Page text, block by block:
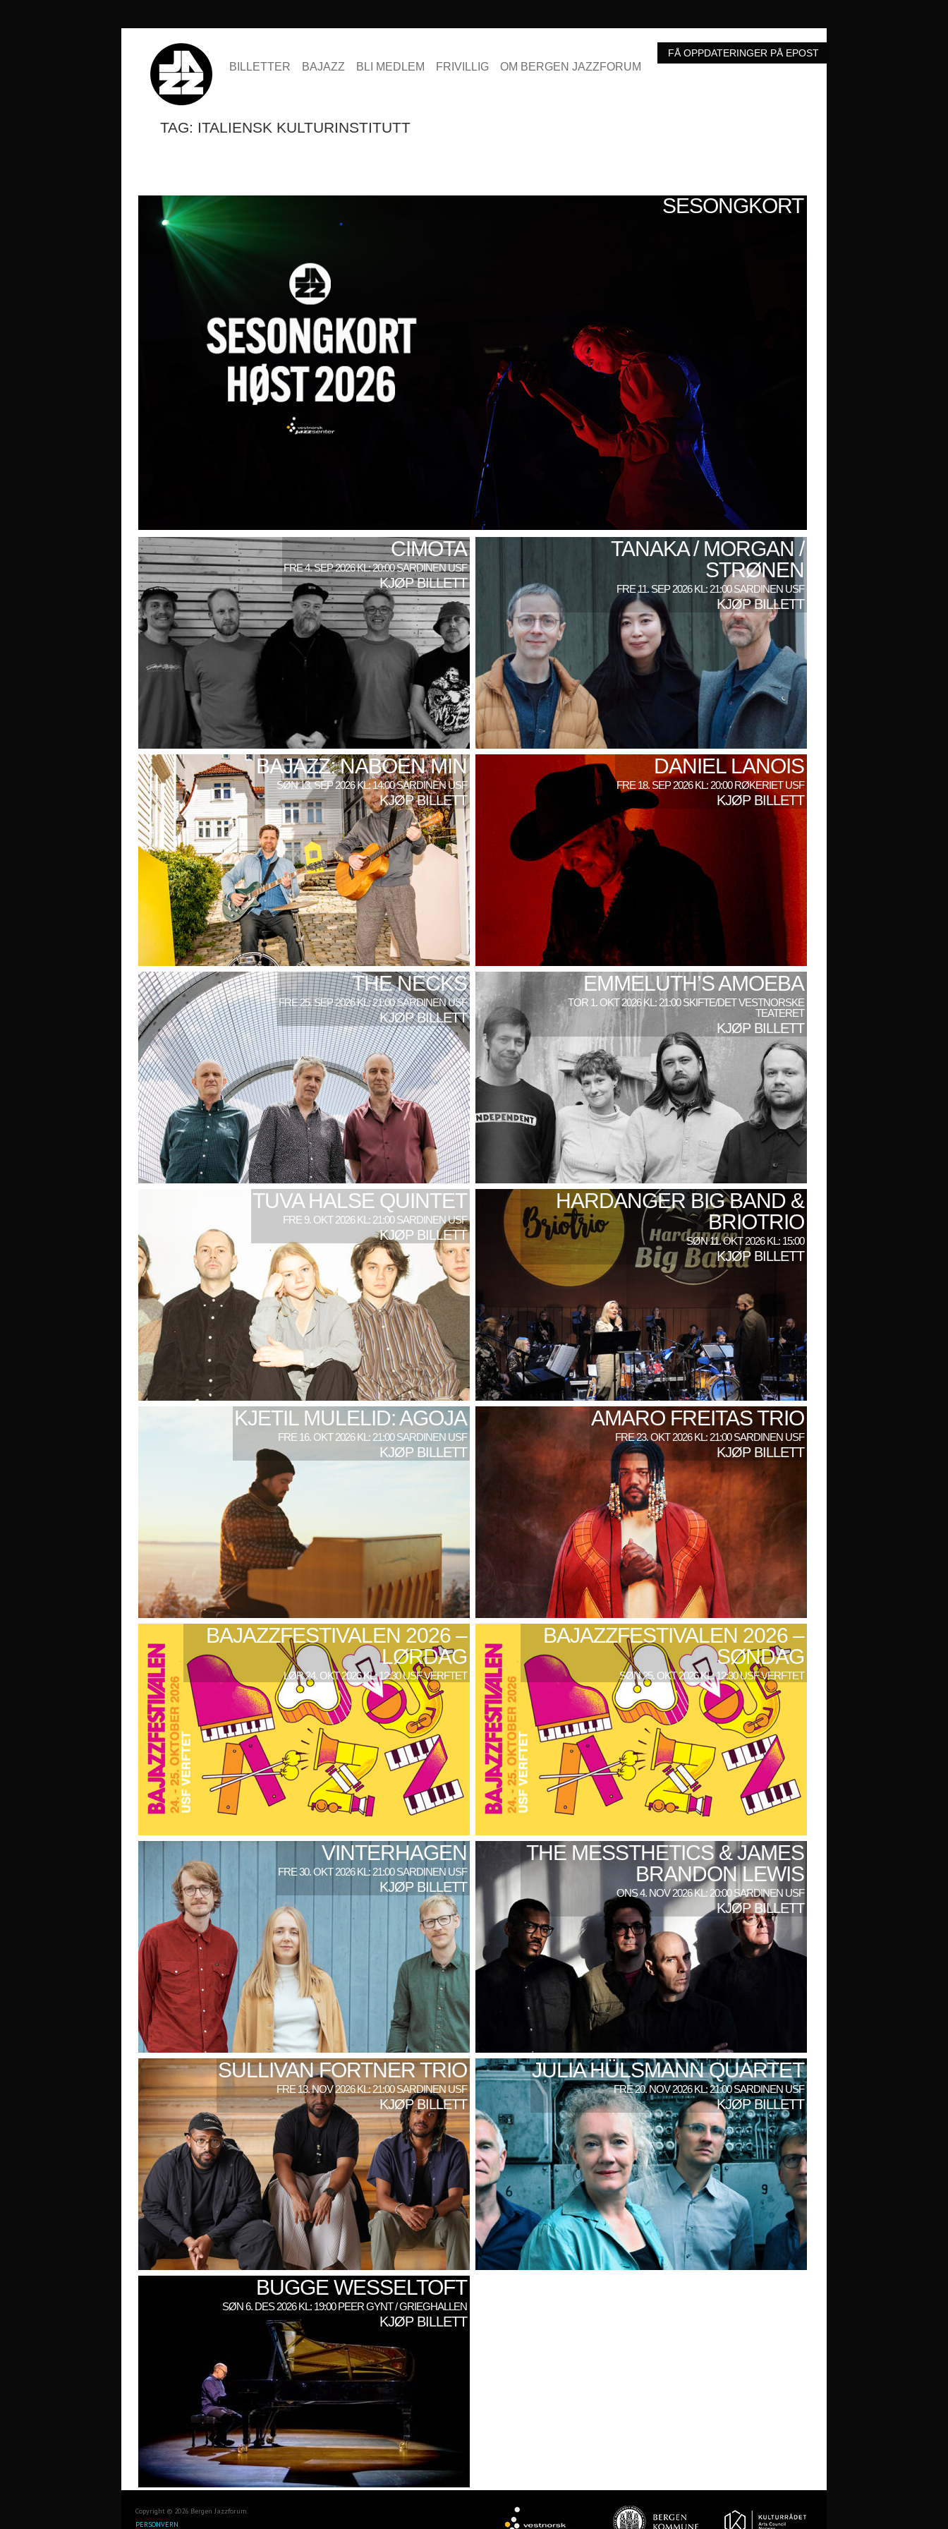
BILLETTER BAJAZZ BLI MEDLEM FRIVILLIG OM BERGEN JAZZFORUM
TAG: ITALIENSK KULTURINSTITUTT
SESONGKORT
CIMOTA
FRE 4. SEP 2026 KL: 20:00 SARDINEN USF
KJØP BILLETT
TANAKA / MORGAN /
STRØNEN
FRE 11. SEP 2026 KL: 21:00 SARDINEN USF
KJØP BILLETT
BAJAZZ: NABOEN MIN
SØN 13. SEP 2026 KL: 14:00 SARDINEN USF
KJØP BILLETT
DANIEL LANOIS
FRE 18. SEP 2026 KL: 20:00 RØKERIET USF
KJØP BILLETT
THE NECKS
FRE 25. SEP 2026 KL: 21:00 SARDINEN USF
KJØP BILLETT
EMMELUTH’S AMOEBA
TOR 1. OKT 2026 KL: 21:00 SKIFTE/DET VESTNORSKE
TEATERET
KJØP BILLETT
TUVA HALSE QUINTET
FRE 9. OKT 2026 KL: 21:00 SARDINEN USF
KJØP BILLETT
HARDANGER BIG BAND &
BRIOTRIO
SØN 11. OKT 2026 KL: 15:00
KJØP BILLETT
KJETIL MULELID: AGOJA
FRE 16. OKT 2026 KL: 21:00 SARDINEN USF
KJØP BILLETT
AMARO FREITAS TRIO
FRE 23. OKT 2026 KL: 21:00 SARDINEN USF
KJØP BILLETT
BAJAZZFESTIVALEN 2026 –
LØRDAG
LØR 24. OKT 2026 KL: 12:30 USF VERFTET
BAJAZZFESTIVALEN 2026 –
SØNDAG
SØN 25. OKT 2026 KL: 12:30 USF VERFTET
VINTERHAGEN
FRE 30. OKT 2026 KL: 21:00 SARDINEN USF
KJØP BILLETT
THE MESSTHETICS & JAMES
BRANDON LEWIS
ONS 4. NOV 2026 KL: 20:00 SARDINEN USF
KJØP BILLETT
SULLIVAN FORTNER TRIO
FRE 13. NOV 2026 KL: 21:00 SARDINEN USF
KJØP BILLETT
JULIA HÜLSMANN QUARTET
FRE 20. NOV 2026 KL: 21:00 SARDINEN USF
KJØP BILLETT
BUGGE WESSELTOFT
SØN 6. DES 2026 KL: 19:00 PEER GYNT / GRIEGHALLEN
KJØP BILLETT
Copyright © 2026 Bergen Jazzforum.
PERSONVERN